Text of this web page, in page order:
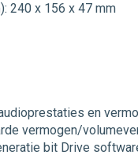
240 x 156 x 47 mm
en
vermogen/
bit Drive